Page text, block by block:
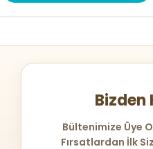
Bizden
Bültenimize Üye
Fırsatlardan İlk